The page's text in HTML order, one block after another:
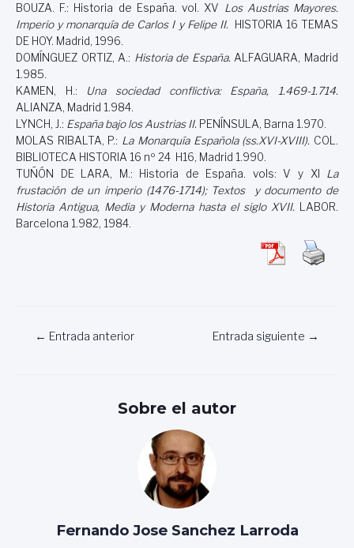
BOUZA. F.: Historia de España. vol. XV Los Austrias Mayores.
Imperio y monarquía de Carlos I y Felipe II.
HISTORIA 16 TEMAS
DE HOY. Madrid, 1996.
DOMÍNGUEZ ORTIZ, A.: Historia de España. ALFAGUARA, Madrid
1.985.
KAMEN, H.:
Una sociedad conflictiva: España, 1.469-1.714.
ALIANZA, Madrid 1.984.
LYNCH, J.: España bajo los Austrias II. PENÍNSULA, Barna 1.970.
MOLAS RIBALTA, P.: La Monarquía Española (ss.XVI-XVIII). COL.
BIBLIOTECA HISTORIA 16 nº 24 H16, Madrid 1.990.
TUÑÓN DE LARA, M.: Historia de España. vols: V y XI La
frustación de un imperio (1476-1714); Textos y documento de
Historia Antigua, Media y Moderna hasta el siglo XVII.
LABOR.
Barcelona 1.982, 1984.
Navegación
← Entrada anterior Entrada siguiente →
Sobre el autor
Fernando Jose Sanchez Larroda